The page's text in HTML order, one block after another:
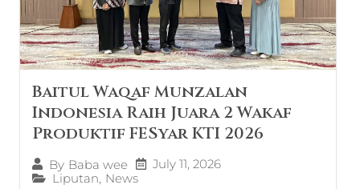
Baitul Waqaf Munzalan
Indonesia Raih Juara 2 Wakaf
Produktif FESyar KTI 2026
By Baba wee
July 11, 2026
Liputan, News